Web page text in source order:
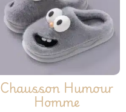
Chausson Humour
Homme